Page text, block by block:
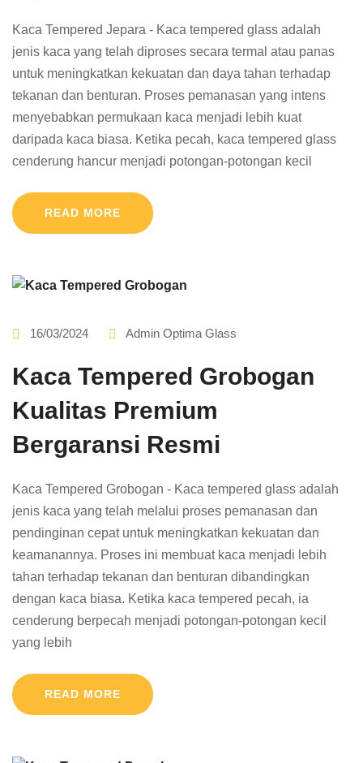
Kaca Tempered Jepara - Kaca tempered glass adalah
jenis kaca yang telah diproses secara termal atau panas
untuk meningkatkan kekuatan dan daya tahan terhadap
tekanan dan benturan. Proses pemanasan yang intens
menyebabkan permukaan kaca menjadi lebih kuat
daripada kaca biasa. Ketika pecah, kaca tempered glass
cenderung hancur menjadi potongan-potongan kecil
READ MORE
16/03/2024 Admin Optima Glass
Kaca Tempered Grobogan
Kualitas Premium
Bergaransi Resmi
Kaca Tempered Grobogan - Kaca tempered glass adalah
jenis kaca yang telah melalui proses pemanasan dan
pendinginan cepat untuk meningkatkan kekuatan dan
keamanannya. Proses ini membuat kaca menjadi lebih
tahan terhadap tekanan dan benturan dibandingkan
dengan kaca biasa. Ketika kaca tempered pecah, ia
cenderung berpecah menjadi potongan-potongan kecil
yang lebih
READ MORE